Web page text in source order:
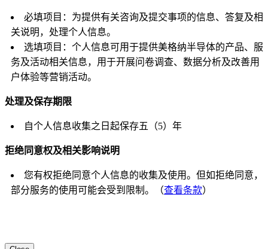
必填项目：为提供有关咨询及提交事项的信息、答复及相
关说明，处理个人信息。
选填项目：个人信息可用于提供美格纳半导体的产品、服
务及活动相关信息，用于开展问卷调查、数据分析及改善用
户体验等营销活动。
处理及保存期限
自个人信息收集之日起保存五（5）年
拒绝同意权及相关影响说明
您有权拒绝同意个人信息的收集及使用。但如拒绝同意，
部分服务的使用可能会受到限制。（查看条款）